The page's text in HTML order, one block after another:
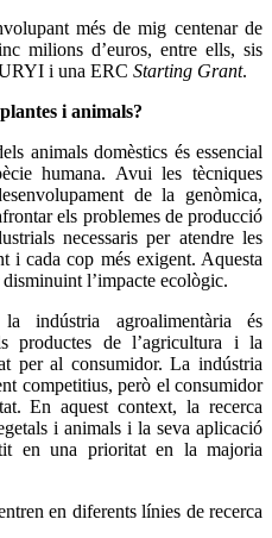
més de mig centenar de
milions d’euros, entre ells, sis
i una ERC Starting Grant.
i animals?
animals domèstics és essencial
humana. Avui les tècniques
de la genòmica,
els problemes de producció
necessaris per atendre les
i cada cop més exigent. Aquesta
l’impacte ecològic.
indústria agroalimentària és
productes de l’agricultura i la
per al consumidor. La indústria
competitius, però el consumidor
En aquest context, la recerca
i animals i la seva aplicació
en una prioritat en la majoria
en diferents línies de recerca